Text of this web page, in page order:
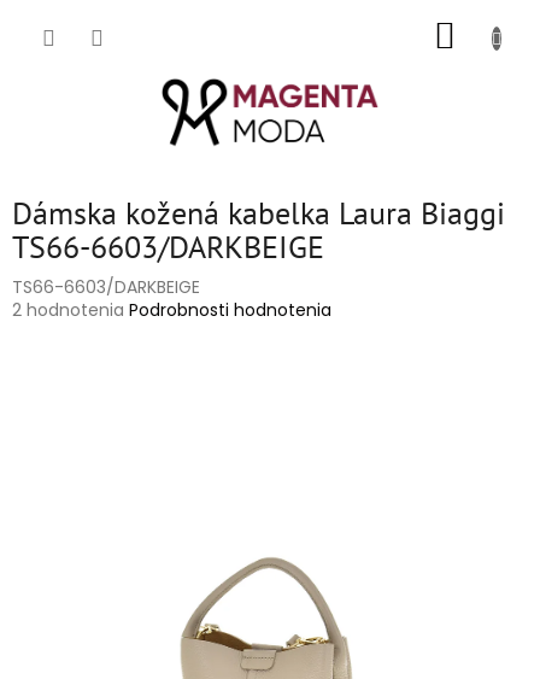
Dámska kožená kabelka Laura Biaggi
TS66-6603/DARKBEIGE
TS66-6603/DARKBEIGE
Priemerné
2 hodnotenia Podrobnosti hodnotenia